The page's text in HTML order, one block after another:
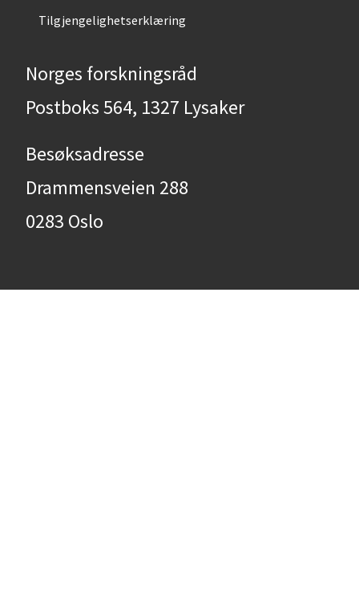
Tilgjengelighetserklæring
Norges forskningsråd
Postboks 564, 1327 Lysaker
Besøksadresse
Drammensveien 288
0283 Oslo